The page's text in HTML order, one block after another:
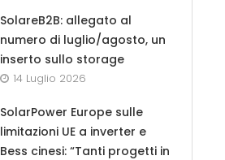
SolareB2B: allegato al
numero di luglio/agosto, un
inserto sullo storage
14 Luglio 2026
SolarPower Europe sulle
limitazioni UE a inverter e
Bess cinesi: “Tanti progetti in